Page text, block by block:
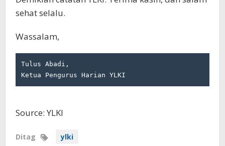
sehat selalu.
Wassalam,
Tulus Abadi,
Ketua Pengurus Harian YLKI
Source: YLKI
Ditag ylki